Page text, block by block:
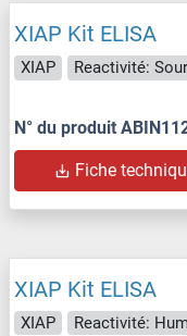
XIAP Kit ELISA
XIAP Reactivité:
N° du produit
Fiche
XIAP Kit ELISA
XIAP Reactivité: